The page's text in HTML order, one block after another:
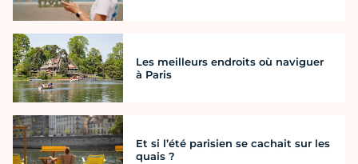
Les meilleurs endroits où naviguer
à Paris
Et si l’été parisien se cachait sur les
quais ?